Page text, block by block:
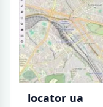
locator ua